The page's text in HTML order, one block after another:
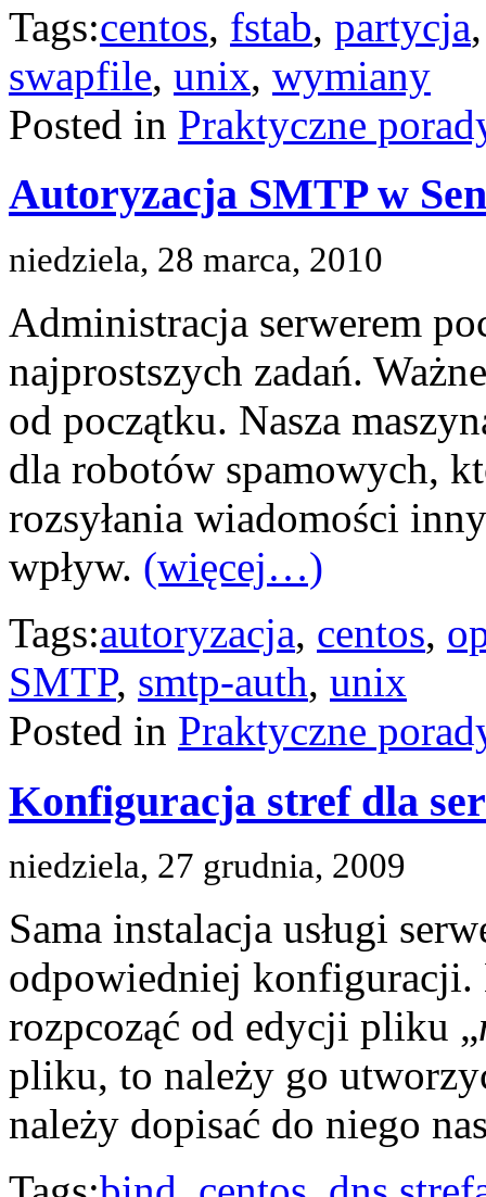
Tags:centos, fstab, partycja
swapfile, unix, wymiany
Posted in Praktyczne
Autoryzacja SMTP w
niedziela, 28 marca, 2010
Administracja serwerem
najprostszych zadań.
od początku. Nasza
dla robotów spamowych,
rozsyłania wiadomości
wpływ. (więcej…)
Tags:autoryzacja, centos,
SMTP, smtp-auth, unix
Posted in Praktyczne
Konfiguracja stref dla
niedziela, 27 grudnia, 2009
Sama instalacja usługi
odpowiedniej
rozpcoząć od edycji pliku „
pliku, to należy go
należy dopisać do niego